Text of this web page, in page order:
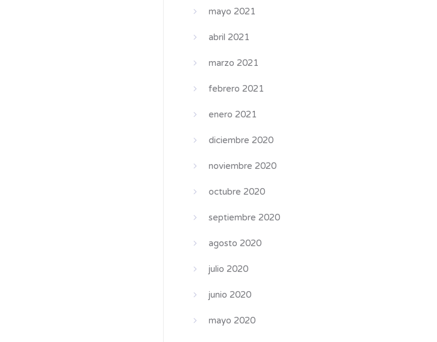
mayo 2021
abril 2021
marzo 2021
febrero 2021
enero 2021
diciembre 2020
noviembre 2020
octubre 2020
septiembre 2020
agosto 2020
julio 2020
junio 2020
mayo 2020